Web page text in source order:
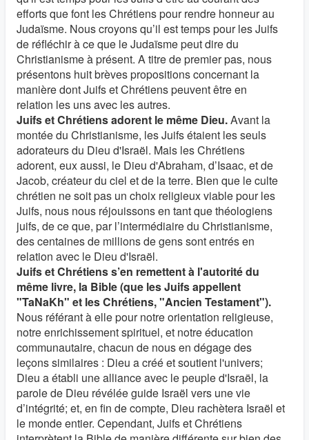
efforts que font les Chrétiens pour rendre honneur au
Judaïsme. Nous croyons qu’il est temps pour les Juifs
de réfléchir à ce que le Judaïsme peut dire du
Christianisme à présent. A titre de premier pas, nous
présentons huit brèves propositions concernant la
manière dont Juifs et Chrétiens peuvent être en
relation les uns avec les autres.
Juifs et Chrétiens adorent le même Dieu.Avant la
montée du Christianisme, les Juifs étaient les seuls
adorateurs du Dieu d'Israël. Mais les Chrétiens
adorent, eux aussi, le Dieu d'Abraham, d’Isaac, et de
Jacob, créateur du ciel et de la terre. Bien que le culte
chrétien ne soit pas un choix religieux viable pour les
Juifs, nous nous réjouissons en tant que théologiens
juifs, de ce que, par l’intermédiaire du Christianisme,
des centaines de millions de gens sont entrés en
relation avec le Dieu d'Israël.
Juifs et Chrétiens s’en remettent à l'autorité du
même livre, la Bible (que les Juifs appellent
"TaNaKh" et les Chrétiens, "Ancien Testament").
Nous référant à elle pour notre orientation religieuse,
notre enrichissement spirituel, et notre éducation
communautaire, chacun de nous en dégage des
leçons similaires : Dieu a créé et soutient l'univers;
Dieu a établi une alliance avec le peuple d'Israël, la
parole de Dieu révélée guide Israël vers une vie
d’intégrité; et, en fin de compte, Dieu rachètera Israël et
le monde entier. Cependant, Juifs et Chrétiens